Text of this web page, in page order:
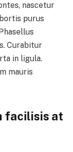
nascetur
purus
Curabitur
in ligula.
mauris
facilisis at